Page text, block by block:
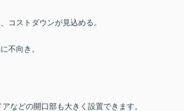
コストダウンが見込める。
不向き。
などの開口部も大きく設置できます。